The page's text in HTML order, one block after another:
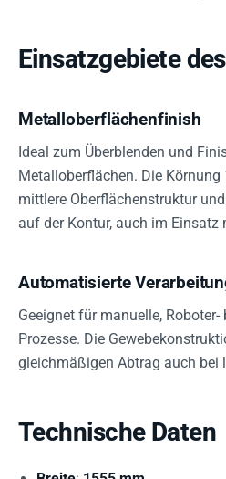
Einsatzgebiete
Metalloberflächenfinish
Ideal zum Überblenden und
Metalloberflächen. Die
mittlere Oberflächenstruktur
auf der Kontur, auch im Einsatz
Automatisierte
Geeignet für manuelle,
Prozesse. Die
gleichmäßigen Abtrag auch bei
Technische Daten